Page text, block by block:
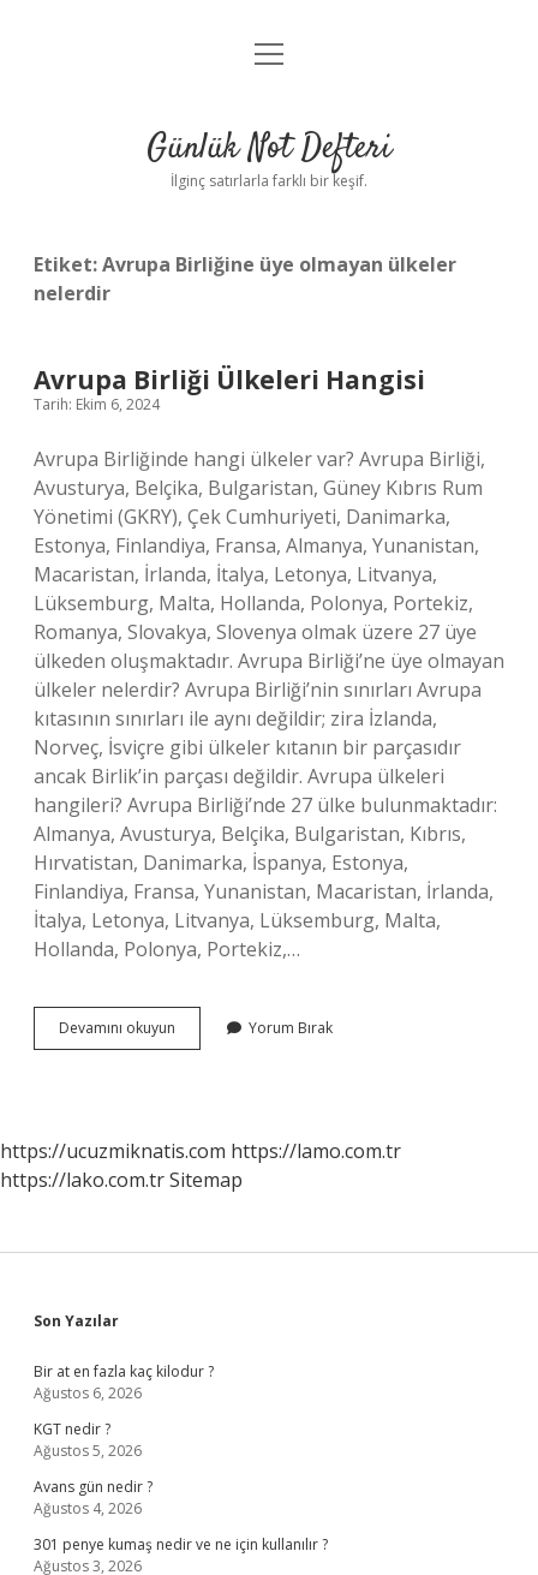
Anasayfa
Yasal Uyarı
menüyü
Günlük Not Defteri
İlginç satırlarla farklı bir keşif.
Etiket:Avrupa Birliğine üye olmayan ülkeler
nelerdir
Avrupa Birliği Ülkeleri Hangisi
Tarih: Ekim 6, 2024
Avrupa Birliğinde hangi ülkeler var? Avrupa Birliği,
Avusturya, Belçika, Bulgaristan, Güney Kıbrıs Rum
Yönetimi (GKRY), Çek Cumhuriyeti, Danimarka,
Estonya, Finlandiya, Fransa, Almanya, Yunanistan,
Macaristan, İrlanda, İtalya, Letonya, Litvanya,
Lüksemburg, Malta, Hollanda, Polonya, Portekiz,
Romanya, Slovakya, Slovenya olmak üzere 27 üye
ülkeden oluşmaktadır. Avrupa Birliği’ne üye olmayan
ülkeler nelerdir? Avrupa Birliği’nin sınırları Avrupa
kıtasının sınırları ile aynı değildir; zira İzlanda,
Norveç, İsviçre gibi ülkeler kıtanın bir parçasıdır
ancak Birlik’in parçası değildir. Avrupa ülkeleri
hangileri? Avrupa Birliği’nde 27 ülke bulunmaktadır:
Almanya, Avusturya, Belçika, Bulgaristan, Kıbrıs,
Hırvatistan, Danimarka, İspanya, Estonya,
Finlandiya, Fransa, Yunanistan, Macaristan, İrlanda,
İtalya, Letonya, Litvanya, Lüksemburg, Malta,
Hollanda, Polonya, Portekiz,…
Devamını okuyun
Birliği
Yorum Bırak
https://ucuzmiknatis.com https://lamo.com.tr
https://lako.com.trSitemap
Sidebar
Son Yazılar
Bir at en fazla kaç kilodur ?
Ağustos 6, 2026
KGT nedir ?
Ağustos 5, 2026
Avans gün nedir ?
Ağustos 4, 2026
301 penye kumaş nedir ve ne için kullanılır ?
Ağustos 3, 2026